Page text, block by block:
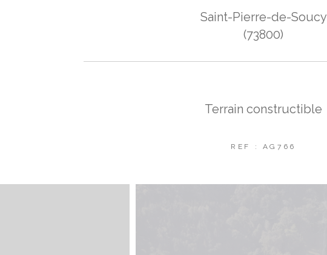
Saint-Pierre-de-Soucy
(73800)
Terrain constructible
REF : AG766